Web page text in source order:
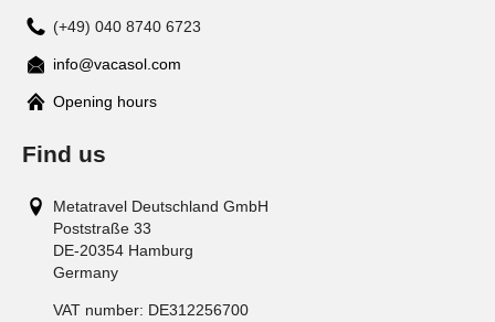
(+49) 040 8740 6723
info@vacasol.com
Opening hours
Find us
Metatravel Deutschland GmbH
Poststraße 33
DE-20354 Hamburg
Germany
VAT number: DE312256700